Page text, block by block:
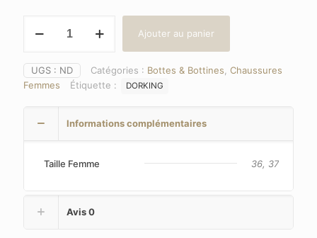
(9191)
Couleur
:
Ajouter au panier
UGS : ND Catégories : Bottes & Bottines Chaussures
Femmes
Étiquette : DORKING
Informations complémentaires
Taille Femme 36, 37
Avis0